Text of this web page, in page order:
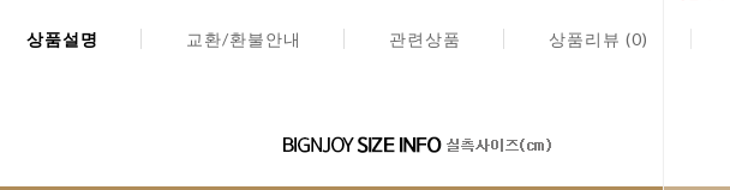
상품설명 교환/환불안내 관련상품 상품리뷰 (0)